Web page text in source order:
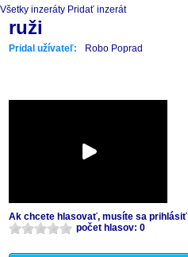
Všetky inzeráty Pridať inzerát
ruži
Pridal užívateľ: Robo Poprad
Ak chcete hlasovať, musíte sa prihlásiť
počet hlasov: 0